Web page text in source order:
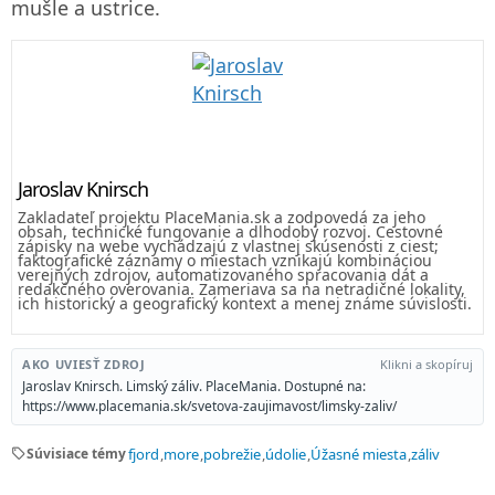
mušle a ustrice.
Jaroslav Knirsch
Zakladateľ projektu PlaceMania.sk a zodpovedá za jeho
obsah, technické fungovanie a dlhodobý rozvoj. Cestovné
zápisky na webe vychádzajú z vlastnej skúsenosti z ciest;
faktografické záznamy o miestach vznikajú kombináciou
verejných zdrojov, automatizovaného spracovania dát a
redakčného overovania. Zameriava sa na netradičné lokality,
ich historický a geografický kontext a menej známe súvislosti.
AKO UVIESŤ ZDROJ Klikni a skopíruj
Jaroslav Knirsch. Limský záliv. PlaceMania. Dostupné na:
https://www.placemania.sk/svetova-zaujimavost/limsky-zaliv/
sellSúvisiace témyfjord more pobrežie údolie Úžasné miesta záliv